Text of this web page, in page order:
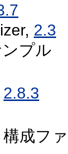
2.3
プル
2.8.3
構成フ